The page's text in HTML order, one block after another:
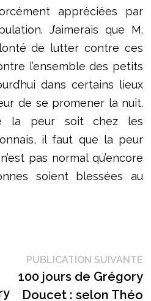
appréciées par
J’aimerais que M.
de lutter contre ces
l’ensemble des petits
dans certains lieux
de se promener la nuit.
la peur soit chez les
il faut que la peur
pas normal qu’encore
soient blessées au
:
PUBLICATION SUIVANTE
100 jours de Grégory
Doucet : selon Théo